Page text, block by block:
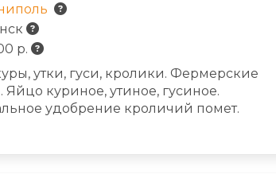
р.
утки, гуси, кролики. Фермерские
куриное, утиное, гусиное.
удобрение кроличий помет.